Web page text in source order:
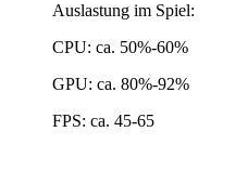
Auslastung im Spiel:
CPU: ca. 50%-60%
GPU: ca. 80%-92%
FPS: ca. 45-65